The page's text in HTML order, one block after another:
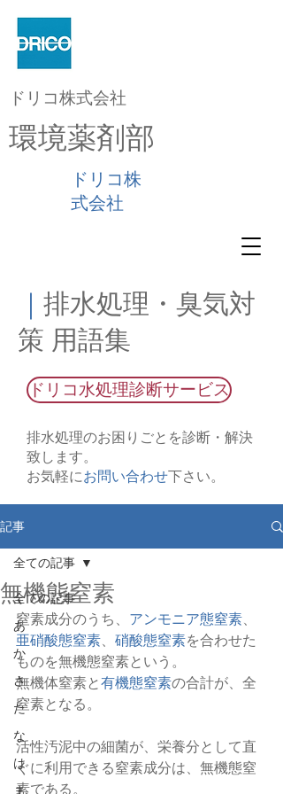
ドリコ株式会社
環境薬剤部
ドリコ株
式会社
｜ 排水処理・臭気対
策 用語集
ドリコ水処理診断サービス
排水処理のお困りごとを診断・解決
致します。
お気軽にお問い合わせ下さい。
記事
全ての記事
あ
か
さ
た
な
は
ま
全ての記事
無機態窒素
窒素成分のうち、 アンモニア態窒素
亜硝酸態窒素
硝酸態窒素を合わせた
ものを無機態窒素という。
無機体窒素と有機態窒素の合計が、全
窒素となる。
活性汚泥中の細菌が、栄養分として直
ぐに利用できる窒素成分は、無機態窒
素である。